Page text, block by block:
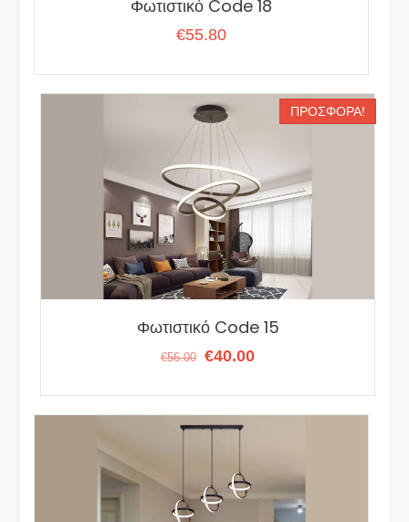
Φωτιστικό Code 18
€55.80
ΠΡΟΣΦΟΡΆ!
Φωτιστικό Code 15
€56.00 Original
€56.00.
€40.00Η